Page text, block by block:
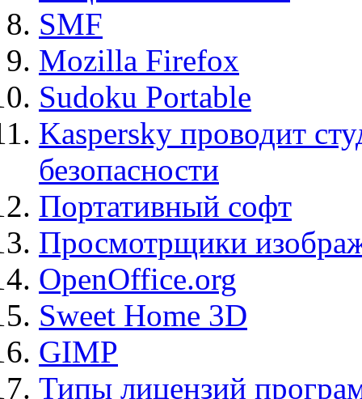
SMF
Mozilla Firefox
Sudoku Portable
Kaspersky проводит
безопасности
Портативный софт
Просмотрщики
OpenOffice.org
Sweet Home 3D
GIMP
Типы лицензий